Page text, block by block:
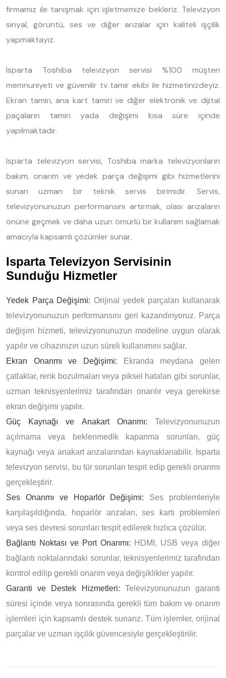
firmamız ile tanışmak için işletmemize bekleriz. Televizyon
sinyal, görüntü, ses ve diğer arızalar için kaliteli işçilik
yapmaktayız.
Isparta Toshiba televizyon servisi %100 müşteri
memnuniyeti ve güvenilir tv tamir ekibi ile hizmetinizdeyiz.
Ekran tamiri, ana kart tamiri ve diğer elektronik ve dijital
paçaların tamiri yada değişimi kısa süre içinde
yapılmaktadır.
Isparta televizyon servisi, Toshiba marka televizyonların
bakım, onarım ve yedek parça değişimi gibi hizmetlerini
sunan uzman bir teknik servis birimidir. Servis,
televizyonunuzun performansını artırmak, olası arızaların
önüne geçmek ve daha uzun ömürlü bir kullanım sağlamak
amacıyla kapsamlı çözümler sunar.
Isparta Televizyon Servisinin
Sunduğu Hizmetler
Yedek Parça Değişimi: Orijinal yedek parçaları kullanarak
televizyonunuzun performansını geri kazandırıyoruz. Parça
değişim hizmeti, televizyonunuzun modeline uygun olarak
yapılır ve cihazınızın uzun süreli kullanımını sağlar.
Ekran Onarımı ve Değişimi: Ekranda meydana gelen
çatlaklar, renk bozulmaları veya piksel hataları gibi sorunlar,
uzman teknisyenlerimiz tarafından onarılır veya gerekirse
ekran değişimi yapılır.
Güç Kaynağı ve Anakart Onarımı: Televizyonunuzun
açılmama veya beklenmedik kapanma sorunları, güç
kaynağı veya anakart arızalarından kaynaklanabilir. Isparta
televizyon servisi, bu tür sorunları tespit edip gerekli onarımı
gerçekleştirir.
Ses Onarımı ve Hoparlör Değişimi: Ses problemleriyle
karşılaşıldığında, hoparlör arızaları, ses kartı problemleri
veya ses devresi sorunları tespit edilerek hızlıca çözülür.
Bağlantı Noktası ve Port Onarımı: HDMI, USB veya diğer
bağlantı noktalarındaki sorunlar, teknisyenlerimiz tarafından
kontrol edilip gerekli onarım veya değişiklikler yapılır.
Garanti ve Destek Hizmetleri: Televizyonunuzun garanti
süresi içinde veya sonrasında gerekli tüm bakım ve onarım
işlemleri için kapsamlı destek sunarız. Tüm işlemler, orijinal
parçalar ve uzman işçilik güvencesiyle gerçekleştirilir.